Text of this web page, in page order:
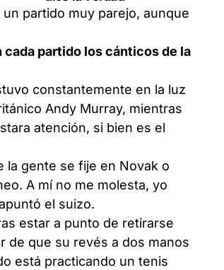
partido muy parejo, aunque
partido los cánticos de la
constantemente en la luz
Andy Murray, mientras
atención, si bien es el
la gente se fije en Novak o
A mí no me molesta, yo
el suizo.
estar a punto de retirarse
de que su revés a dos manos
está practicando un tenis